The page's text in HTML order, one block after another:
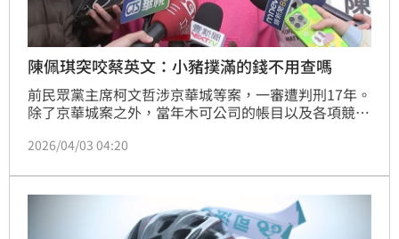
陳佩琪突咬蔡英文：小豬撲滿的錢不用查嗎
前民眾黨主席柯文哲涉京華城等案，一審遭判刑17年。
除了京華城案之外，當年木可公司的帳目以及各項競選
（3）日再度發聲，點名前總統蔡英文，當年競選時推
嗎？
2026/04/03 04:20